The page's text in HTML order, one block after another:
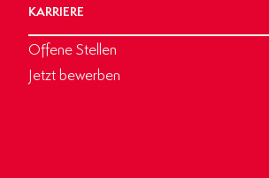
KARRIERE
Offene Stellen
Jetzt bewerben